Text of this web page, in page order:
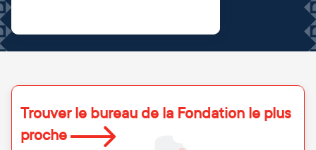
Trouver le bureau de la Fondation le plus
proche